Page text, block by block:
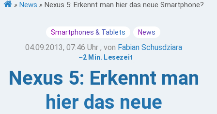
» News » Nexus 5: Erkennt man hier das neue Smartphone?
Smartphones & Tablets News
04.09.2013, 07:46 Uhr , von Fabian Schusdziara
~2 Min. Lesezeit
Nexus 5: Erkennt man
hier das neue